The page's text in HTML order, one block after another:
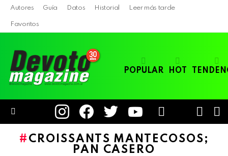
Autores Guía Datos Historial Leer más tarde
Favoritos
POPULAR HOT
instagramfacebooktwitter youtube
SKIN
CROISSANTS MANTECOSOS;
PAN CASERO